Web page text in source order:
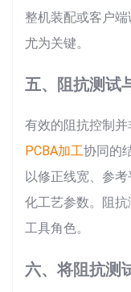
整机装配或客户
尤为关键。
五、阻抗测试
有效的阻抗控制
PCBA加工协同的
以修正线宽、参
化工艺参数。阻
工具角色。
六、将阻抗测